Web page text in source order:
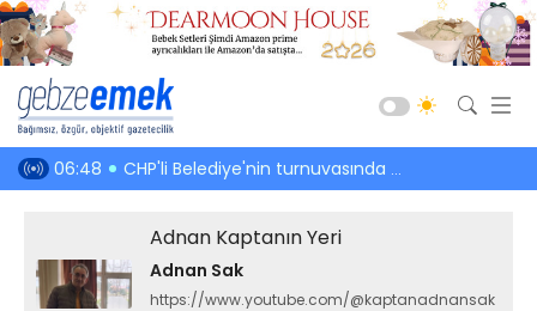
değişti 06:48 CHP'li Belediye'nin turnuvasında AKP’li tavlacının yenen hakkı!
Adnan Kaptanın Yeri
Adnan Sak
https://www.youtube.com/@kaptanadnansak
Güncel
Siyaset
Asayiş
Spor